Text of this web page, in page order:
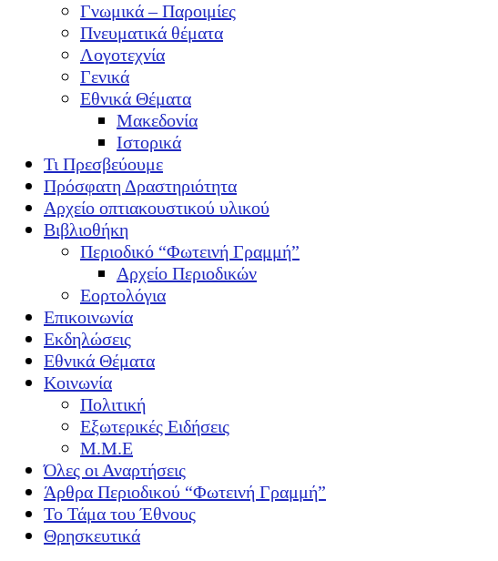
Γνωμικά – Παροιμίες
Πνευματικά θέματα
Λογοτεχνία
Γενικά
Εθνικά Θέματα
Μακεδονία
Ιστορικά
Τι Πρεσβεύουμε
Πρόσφατη Δραστηριότητα
Αρχείο οπτιακουστικού υλικού
Βιβλιοθήκη
Περιοδικό “Φωτεινή Γραμμή”
Αρχείο Περιοδικών
Εορτολόγια
Επικοινωνία
Εκδηλώσεις
Εθνικά Θέματα
Κοινωνία
Πολιτική
Εξωτερικές Ειδήσεις
Μ.Μ.Ε
Όλες οι Αναρτήσεις
Άρθρα Περιοδικού “Φωτεινή Γραμμή”
Το Τάμα του Έθνους
Θρησκευτικά